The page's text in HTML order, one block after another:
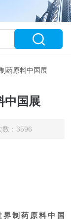
药原料中国展
中国展
：3596
制药原料中国